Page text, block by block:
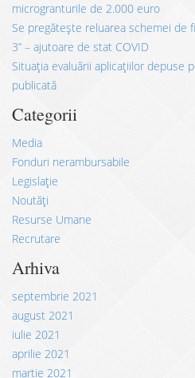
microgranturile de 2.000 euro
Se pregătește reluarea schemei de
3” – ajutoare de stat COVID
Situația evaluării aplicațiilor depuse
publicată
Categorii
Media
Fonduri nerambursabile
Legislație
Noutăți
Resurse Umane
Recrutare
Arhiva
septembrie 2021
august 2021
iulie 2021
aprilie 2021
martie 2021